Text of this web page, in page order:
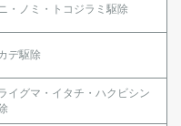
・ノミ・トコジラミ駆除
デ駆除
イグマ・イタチ・ハクビシン